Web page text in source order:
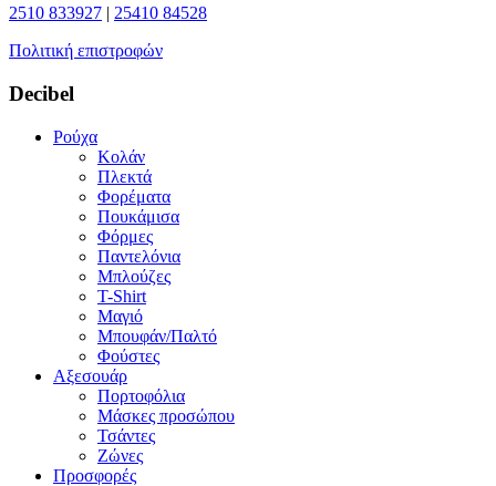
2510 833927 | 25410 84528
Πολιτική επιστροφών
Decibel
Ρούχα
Κολάν
Πλεκτά
Φορέματα
Πουκάμισα
Φόρμες
Παντελόνια
Μπλούζες
T-Shirt
Μαγιό
Μπουφάν/Παλτό
Φούστες
Αξεσουάρ
Πορτοφόλια
Μάσκες προσώπου
Τσάντες
Ζώνες
Προσφορές